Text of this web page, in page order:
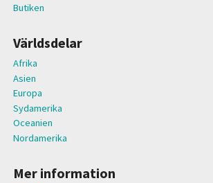
Butiken
Världsdelar
Afrika
Asien
Europa
Sydamerika
Oceanien
Nordamerika
Mer information